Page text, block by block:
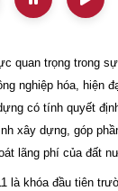
quan trọng trong
nghiệp hóa, hiện
có tính quyết
xây dựng, góp
lãng phí của đất
là khóa đầu tiên